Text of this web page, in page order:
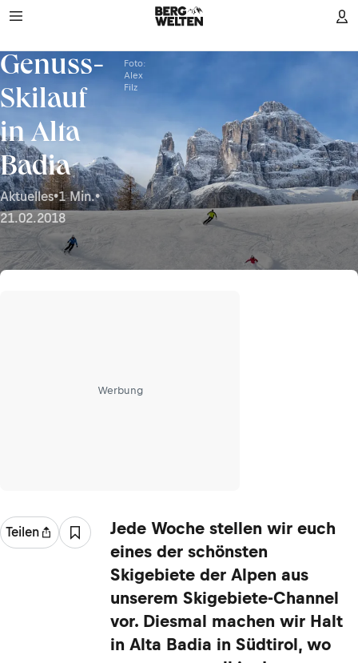
Genuss-
Skilauf
in Alta
Badia
Aktuelles•1 Min.•
21.02.2018
Foto:
Alex
Filz
Werbung
Teilen
Jede Woche stellen wir euch
eines der schönsten
Skigebiete der Alpen aus
unserem Skigebiete-Channel
vor. Diesmal machen wir Halt
in Alta Badia in Südtirol, wo